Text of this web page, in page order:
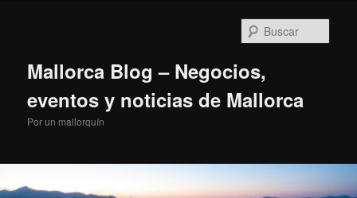
Mallorca Blog – Negocios,
eventos y noticias de Mallorca
Por un mallorquín